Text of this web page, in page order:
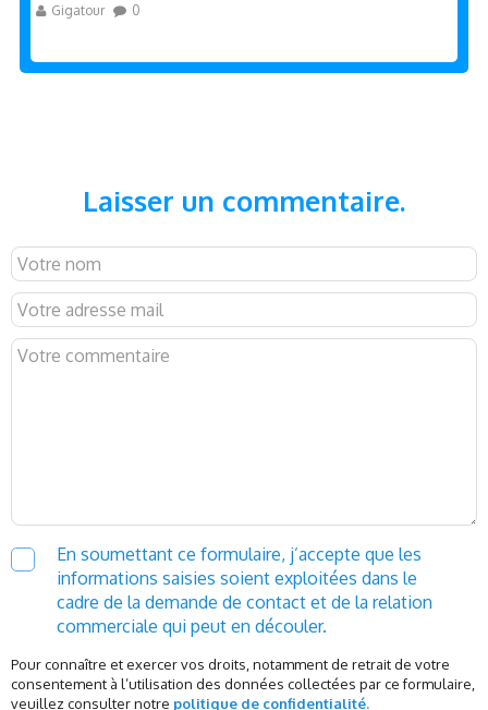
Gigatour 0
Laisser un commentaire.
En soumettant ce formulaire, j’accepte que les
informations saisies soient exploitées dans le
cadre de la demande de contact et de la relation
commerciale qui peut en découler.
Pour connaître et exercer vos droits, notamment de retrait de votre
consentement à l’utilisation des données collectées par ce formulaire,
veuillez consulter notre politique de confidentialité.